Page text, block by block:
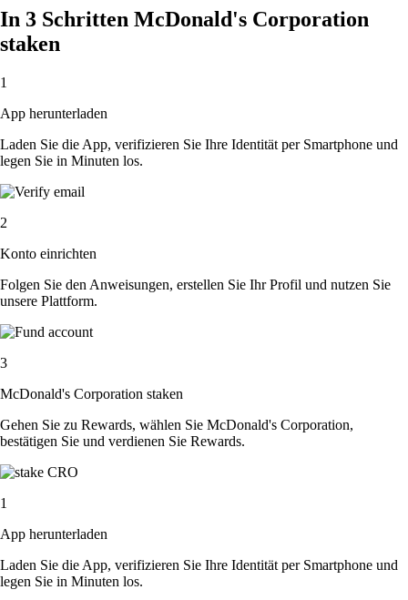
In 3 Schritten McDonald's Corporation
staken
1
App herunterladen
Laden Sie die App, verifizieren Sie Ihre Identität per Smartphone und
legen Sie in Minuten los.
2
Konto einrichten
Folgen Sie den Anweisungen, erstellen Sie Ihr Profil und nutzen Sie
unsere Plattform.
3
McDonald's Corporation staken
Gehen Sie zu Rewards, wählen Sie McDonald's Corporation,
bestätigen Sie und verdienen Sie Rewards.
1
App herunterladen
Laden Sie die App, verifizieren Sie Ihre Identität per Smartphone und
legen Sie in Minuten los.